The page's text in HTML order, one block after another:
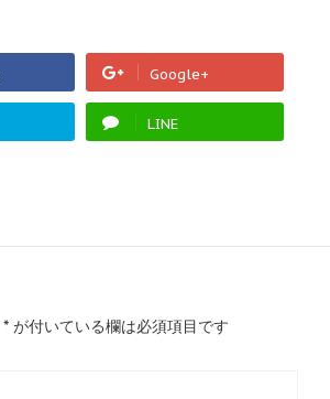
Google+
LINE
* が付いている欄は必須項目です